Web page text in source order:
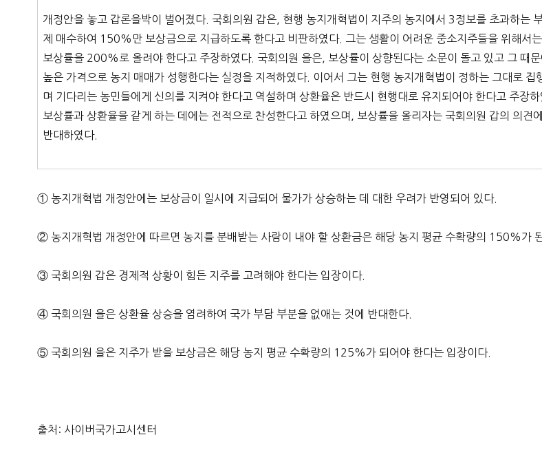
개정안을 놓고 갑론을박이 벌어졌다. 국회의원 갑은, 현행 농지개혁법이 지주의 농지에서 3정보를 초과하는
제 매수하여 150%만 보상금으로 지급하도록 한다고 비판하였다. 그는 생활이 어려운 중소지주들을 위해서
보상률을 200%로 올려야 한다고 주장하였다. 국회의원 을은, 보상률이 상향된다는 소문이 돌고 있고 그 때
높은 가격으로 농지 매매가 성행한다는 실정을 지적하였다. 이어서 그는 현행 농지개혁법이 정하는 그대로 집
며 기다리는 농민들에게 신의를 지켜야 한다고 역설하며 상환율은 반드시 현행대로 유지되어야 한다고 주장하
보상률과 상환율을 같게 하는 데에는 전적으로 찬성한다고 하였으며, 보상률을 올리자는 국회의원 갑의 의견
반대하였다.
① 농지개혁법 개정안에는 보상금이 일시에 지급되어 물가가 상승하는 데 대한 우려가 반영되어 있다.
② 농지개혁법 개정안에 따르면 농지를 분배받는 사람이 내야 할 상환금은 해당 농지 평균 수확량의 150%가
③ 국회의원 갑은 경제적 상황이 힘든 지주를 고려해야 한다는 입장이다.
④ 국회의원 을은 상환율 상승을 염려하여 국가 부담 부분을 없애는 것에 반대한다.
⑤ 국회의원 을은 지주가 받을 보상금은 해당 농지 평균 수확량의 125%가 되어야 한다는 입장이다.
출처: 사이버국가고시센터